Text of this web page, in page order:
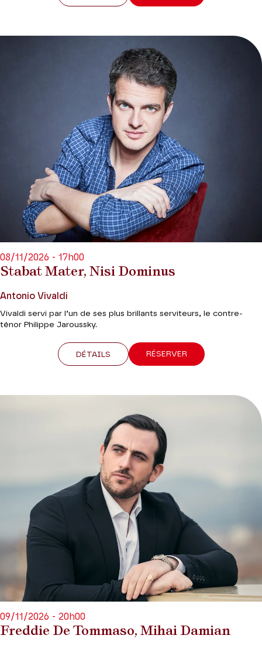
Stabat Mater, Nisi Dominus
08/11/2026 - 17h00
Antonio Vivaldi
Vivaldi servi par l’un de ses plus brillants serviteurs, le contre-
ténor Philippe Jaroussky.
DÉTAILS RÉSERVER
Freddie De Tommaso, Mihai Damian
09/11/2026 - 20h00